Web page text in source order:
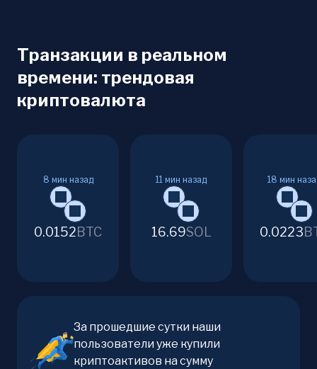
Транзакции в реальном
времени: трендовая
криптовалюта
8 мин назад
0.0152BTC
11 мин назад
16.69SOL
18 мин
0.0223
За прошедшие сутки наши
пользователи уже купили
криптоактивов на сумму